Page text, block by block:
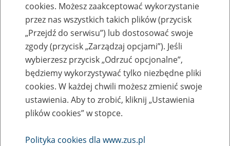
Szkolenia
Zaproś ZUS do siebie - zakładanie profili
eZUS w siedzibie Twojej firmy
Rodzaj wydarzenia
cookies. Możesz zaakceptować wykorzystanie
przez nas wszystkich takich plików (przycisk
„Przejdź do serwisu”) lub dostosować swoje
zgody (przycisk „Zarządzaj opcjami”). Jeśli
wybierzesz przycisk „Odrzuć opcjonalne”,
będziemy wykorzystywać tylko niezbędne pliki
cookies. W każdej chwili możesz zmienić swoje
ustawienia. Aby to zrobić, kliknij „Ustawienia
plików cookies” w stopce.
Polityka cookies dla www.zus.pl